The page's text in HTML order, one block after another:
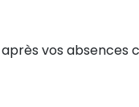
vos absences